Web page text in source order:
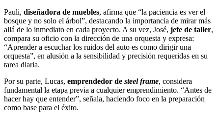
Pauli, diseñadora de muebles, afirma que “la paciencia es ver el
bosque y no solo el árbol”, destacando la importancia de mirar más
allá de lo inmediato en cada proyecto. A su vez, José, jefe de taller,
compara su oficio con la dirección de una orquesta y expresa:
“Aprender a escuchar los ruidos del auto es como dirigir una
orquesta”, en alusión a la sensibilidad y precisión requeridas en su
tarea diaria.
Por su parte, Lucas, emprendedor de steel frame, considera
fundamental la etapa previa a cualquier emprendimiento. “Antes de
hacer hay que entender”, señala, haciendo foco en la preparación
como base para el éxito.